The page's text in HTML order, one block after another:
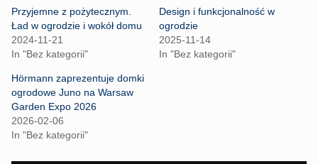
h
a
r
e
o
n
i
t
t
e
r
(
O
h
a
r
n
c
e
b
o
(
Przyjemne z pożytecznym.
Ład w ogrodzie i wokół domu
2024-11-21
In "Bez kategorii"
Design i funkcjonalność w
ogrodzie
2025-11-14
In "Bez kategorii"
Hörmann zaprezentuje domki
ogrodowe Juno na Warsaw
Garden Expo 2026
2026-02-06
In "Bez kategorii"